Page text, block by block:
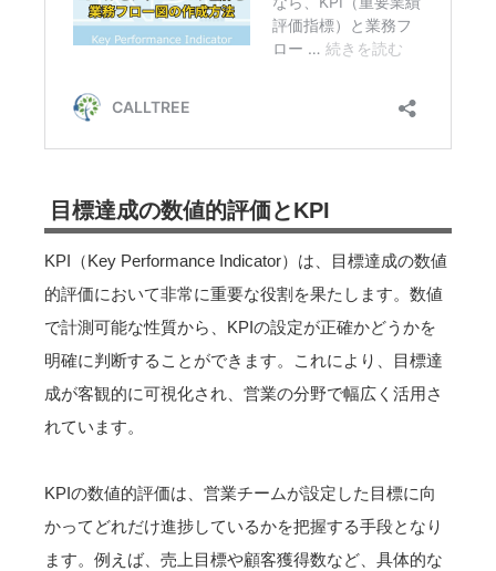
目標達成の数値的評価とKPI
KPI（Key Performance Indicator）は、目標達成の数値
的評価において非常に重要な役割を果たします。数値
で計測可能な性質から、KPIの設定が正確かどうかを
明確に判断することができます。これにより、目標達
成が客観的に可視化され、営業の分野で幅広く活用さ
れています。
KPIの数値的評価は、営業チームが設定した目標に向
かってどれだけ進捗しているかを把握する手段となり
ます。例えば、売上目標や顧客獲得数など、具体的な